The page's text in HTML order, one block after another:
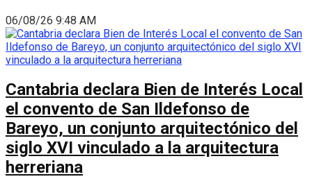
06/08/26 9:48 AM
Cantabria declara Bien de Interés Local
el convento de San Ildefonso de
Bareyo, un conjunto arquitectónico del
siglo XVI vinculado a la arquitectura
herreriana